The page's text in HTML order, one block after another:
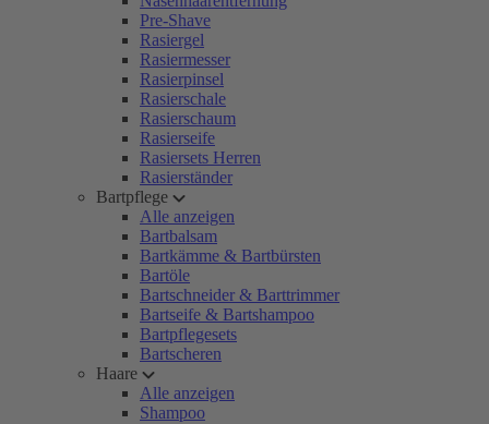
Pre-Shave
Rasiergel
Rasiermesser
Rasierpinsel
Rasierschale
Rasierschaum
Rasierseife
Rasiersets Herren
Rasierständer
Bartpflege
Alle anzeigen
Bartbalsam
Bartkämme & Bartbürsten
Bartöle
Bartschneider & Barttrimmer
Bartseife & Bartshampoo
Bartpflegesets
Bartscheren
Haare
Alle anzeigen
Shampoo